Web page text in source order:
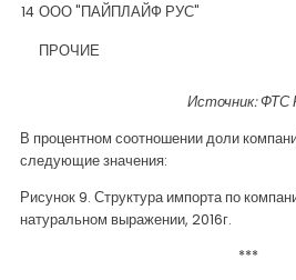
14 ООО "ПАЙПЛАЙФ РУС"
ПРОЧИЕ
Источник: ФТС
В процентном соотношении доли
следующие значения:
Рисунок 9. Структура импорта по
натуральном выражении, 2016г.
***